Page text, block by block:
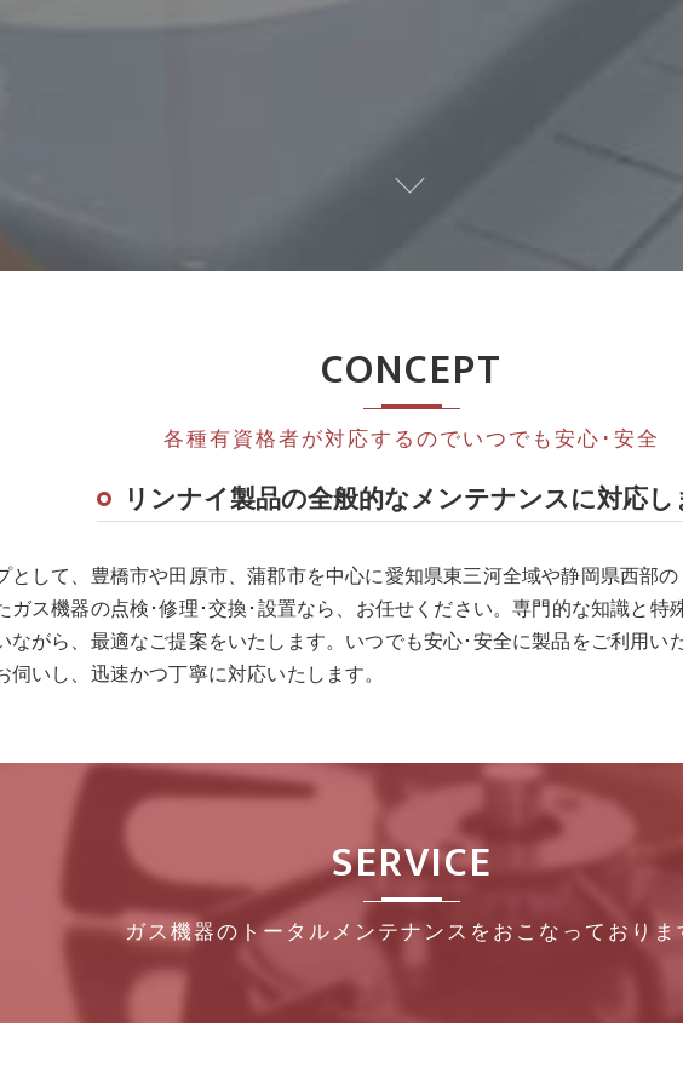
各種有資格者が対応するのでいつでも安心･安全
CONCEPT
リンナイ製品の全般的なメンテナンスに対応
して、豊橋市や田原市、蒲郡市を中心に愛知県東三河全域や静岡県西部
ス機器の点検･修理･交換･設置なら、お任せください。専門的な知識と
がら、最適なご提案をいたします。いつでも安心･安全に製品をご利用
いし、迅速かつ丁寧に対応いたします。
ガス機器のトータルメンテナンスをおこなっておりま
SERVICE